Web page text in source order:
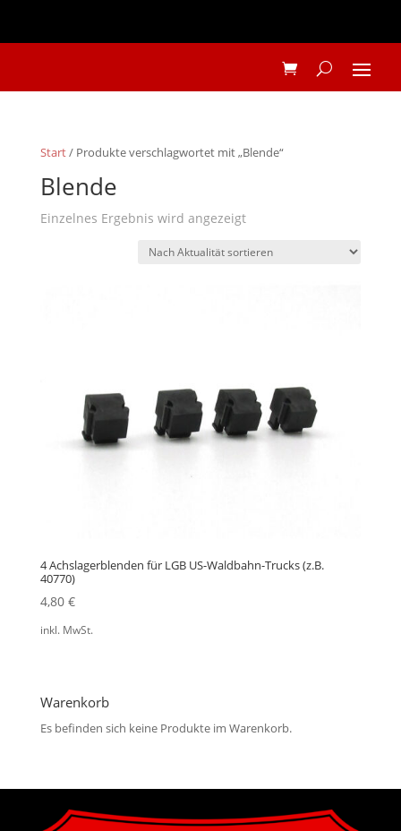
Start/ Produkte verschlagwortet mit „Blende“
Blende
Einzelnes Ergebnis wird angezeigt
4 Achslagerblenden für LGB US-Waldbahn-Trucks (z.B.
40770)
4,80 €
inkl. MwSt.
Warenkorb
Es befinden sich keine Produkte im Warenkorb.